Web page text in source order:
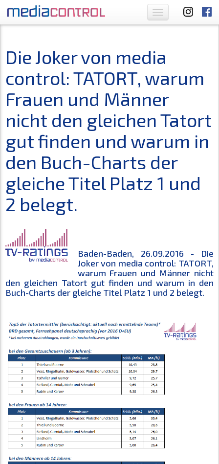
Toggle
navigation
Die Joker von media
control: TATORT, warum
Frauen und Männer
nicht den gleichen Tatort
gut finden und warum in
den Buch-Charts der
gleiche Titel Platz 1 und
2 belegt.
Baden-Baden, 26.09.2016 - Die
Joker von media control: TATORT,
warum Frauen und Männer nicht
den gleichen Tatort gut finden und warum in den
Buch-Charts der gleiche Titel Platz 1 und 2 belegt.